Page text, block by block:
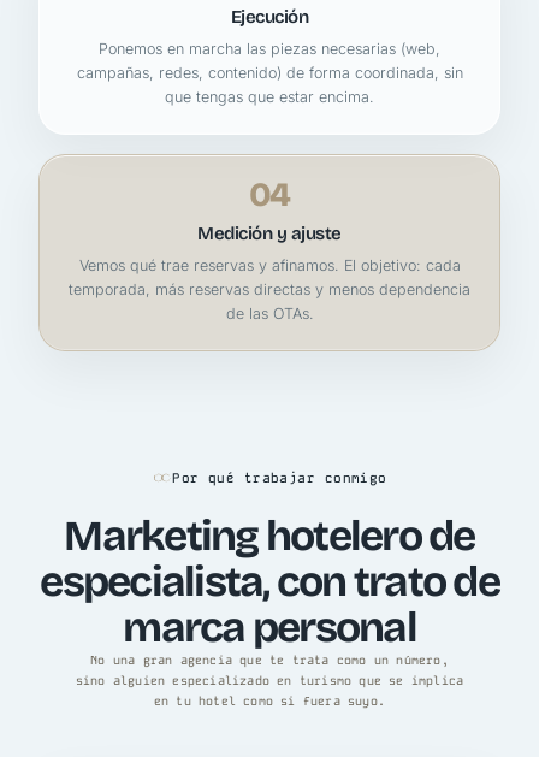
Ejecución
Ponemos en marcha las piezas necesarias (web,
campañas, redes, contenido) de forma coordinada, sin
que tengas que estar encima.
04
Medición y ajuste
Vemos qué trae reservas y afinamos. El objetivo: cada
temporada, más reservas directas y menos dependencia
de las OTAs.
Por qué trabajar conmigo
Marketing hotelero de
especialista, con trato de
marca personal
No una gran agencia que te trata como un número,
sino alguien especializado en turismo que se implica
en tu hotel como si fuera suyo.